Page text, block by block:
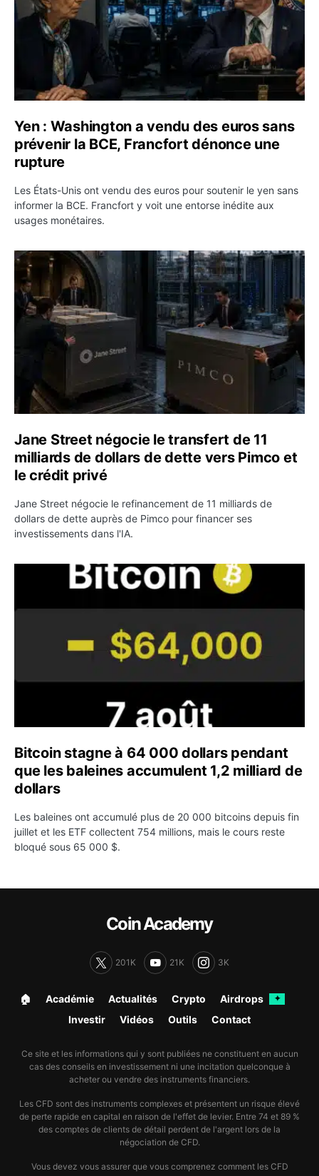
Yen : Washington a vendu des euros sans
prévenir la BCE, Francfort dénonce une
rupture
Les États-Unis ont vendu des euros pour soutenir le yen sans
informer la BCE. Francfort y voit une entorse inédite aux
usages monétaires.
Jane Street négocie le transfert de 11 milliards de
Jane Street négocie le transfert de 11
milliards de dollars de dette vers Pimco et
le crédit privé
Jane Street négocie le refinancement de 11 milliards de
dollars de dette auprès de Pimco pour financer ses
investissements dans l'IA.
Bitcoin stagne à 64 000 dollars pendant que les
Bitcoin stagne à 64 000 dollars pendant
que les baleines accumulent 1,2 milliard de
dollars
Les baleines ont accumulé plus de 20 000 bitcoins depuis fin
juillet et les ETF collectent 754 millions, mais le cours reste
bloqué sous 65 000 $.
Coin Academy
201K 21K 3K
🏠︎ Académie Actualités Crypto Airdrops ✦
Investir Vidéos Outils Contact
Ce site et les informations qui y sont publiées ne constituent en aucun
cas des conseils en investissement ni une incitation quelconque à
acheter ou vendre des instruments financiers.
Les CFD sont des instruments complexes et présentent un risque élevé
de perte rapide en capital en raison de l'effet de levier. Entre 74 et 89 %
des comptes de clients de détail perdent de l'argent lors de la
négociation de CFD.
Vous devez vous assurer que vous comprenez comment les CFD